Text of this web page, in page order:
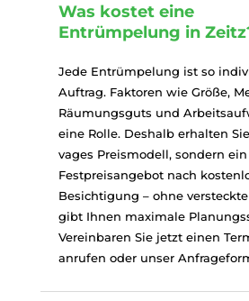
Was kostet eine
Entrümpelung in
Jede Entrümpelung ist so
Auftrag. Faktoren wie Größe,
Räumungsguts und
eine Rolle. Deshalb erhalten
vages Preismodell, sondern
Festpreisangebot nach
Besichtigung – ohne
gibt Ihnen maximale
Vereinbaren Sie jetzt einen
anrufen oder unser